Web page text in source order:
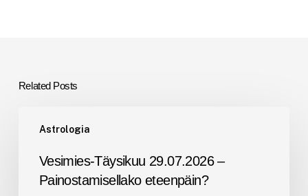
Related Posts
Astrologia
Täysikuu
Painostamisellako
Vesimies-Täysikuu 29.07.2026 –
Painostamisellako eteenpäin?